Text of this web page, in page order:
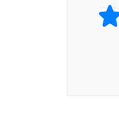
헨미 요의
무슨 짓을